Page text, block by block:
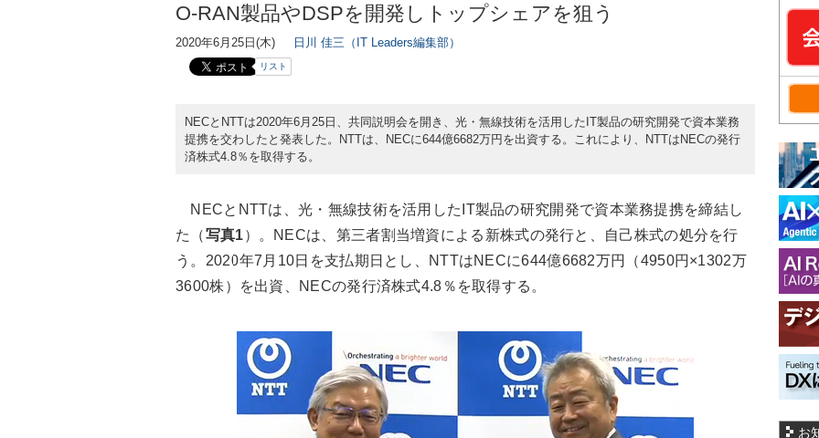
O-RAN製品やDSPを開発しトップシェアを狙う
2020年6月25日(木) 日川 佳三（IT Leaders編集部）
リスト
NECとNTTは2020年6月25日、共同説明会を開き、光・無線技術を活用したIT製品の研究開発で資本業務
提携を交わしたと発表した。NTTは、NECに644億6682万円を出資する。これにより、NTTはNECの発行
済株式4.8％を取得する。
NECとNTTは、光・無線技術を活用したIT製品の研究開発で資本業務提携を締結し
た（写真1）。NECは、第三者割当増資による新株式の発行と、自己株式の処分を行
う。2020年7月10日を支払期日とし、NTTはNECに644億6682万円（4950円×1302万
3600株）を出資、NECの発行済株式4.8％を取得する。
お